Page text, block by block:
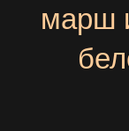
марш